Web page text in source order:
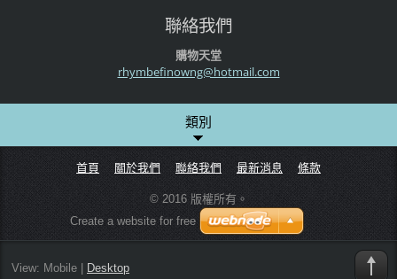
聯絡我們
購物天堂
rhymbefinowng@hotmail.com
類別
首頁 關於我們 聯絡我們 最新消息 條款
© 2016 版權所有。
Create a website for free
View: Mobile| Desktop